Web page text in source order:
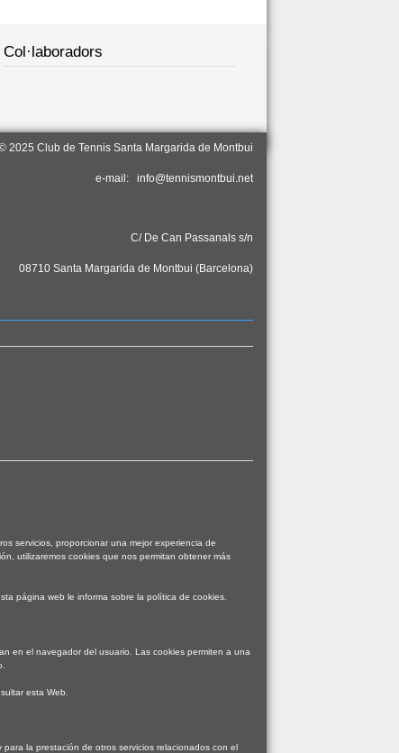
Col·laboradors
2025 Club de Tennis Santa Margarida de Montbui
e-mail: info@tennismontbui.net
C/ De Can Passanals s/n
08710 Santa Margarida de Montbui (Barcelona)
servicios, proporcionar una mejor experiencia de
utilizaremos cookies que nos permitan obtener más
página web le informa sobre la política de cookies.
en el navegador del usuario. Las cookies permiten a una
esta Web.
la prestación de otros servicios relacionados con el